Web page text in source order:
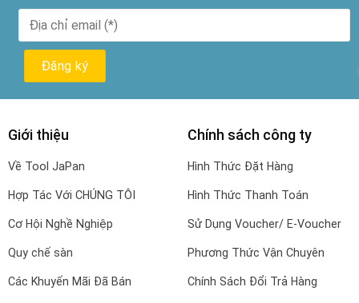
Giới thiệu
Về Tool JaPan
Hợp Tác Với CHÚNG TÔI
Cơ Hội Nghề Nghiệp
Quy chế sàn
Các Khuyến Mãi Đã Bán
Chính sách công ty
Hình Thức Đặt Hàng
Hình Thức Thanh Toán
Sử Dụng Voucher/ E-Voucher
Phương Thức Vận Chuyên
Chính Sách Đổi Trả Hàng